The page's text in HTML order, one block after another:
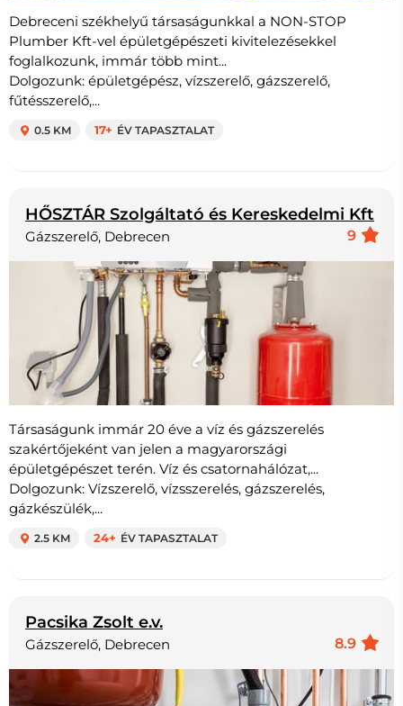
Debreceni székhelyű társaságunkkal a NON-STOP
Plumber Kft-vel épületgépészeti kivitelezésekkel
foglalkozunk, immár több mint...
Dolgozunk: épületgépész, vízszerelő, gázszerelő,
fűtésszerelő,...
0.5 KM 17+ ÉV TAPASZTALAT
HŐSZTÁR Szolgáltató és Kereskedelmi Kft
9
Gázszerelő, Debrecen
Társaságunk immár 20 éve a víz és gázszerelés
szakértőjeként van jelen a magyarországi
épületgépészet terén. Víz és csatornahálózat,...
Dolgozunk: Vízszerelő, vízsszerelés, gázszerelés,
gázkészülék,...
2.5 KM 24+ ÉV TAPASZTALAT
Pacsika Zsolt e.v.
8.9
Gázszerelő, Debrecen